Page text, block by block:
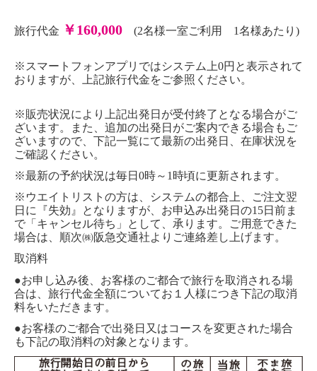
旅行代金 ￥160,000 (2名様一室ご利用 1名様あたり)
※スマートフォンアプリではシステム上0円と表示されて
おりますが、上記旅行代金をご参照ください。
※販売状況により上記出発日が受付終了となる場合がご
ざいます。また、追加の出発日がご案内できる場合もご
ざいますので、下記一覧にて最新の出発日、在庫状況を
ご確認ください。
※最新の予約状況は毎日0時～1時頃に更新されます。
※ウエイトリストの方は、システムの都合上、ご注文翌
日に『失効』となりますが、お申込み出発日の15日前ま
で「キャンセル待ち」として、承ります。ご用意できた
場合は、順次㈱阪急交通社よりご連絡差し上げます。
取消料
●お申し込み後、お客様のご都合で旅行を取消される場
合は、旅行代金全額についてお１人様につき下記の取消
料をいただきます。
●お客様のご都合で出発日又はコースを変更された場合
も下記の取消料の対象となります。